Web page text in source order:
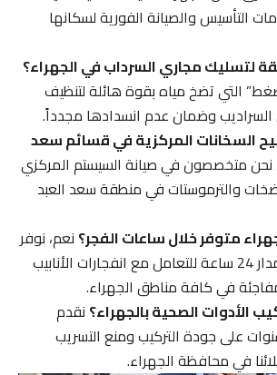
التأسيس والصيانة الفورية لسكانها
مجاري السرداب في الجهراء؟
التي تضخ مياه بقوة هائلة لتنظيف
وضمان عدم انسدادها مجدداً.
المركزية في قسائم سعد
متخصصون في صيانة السيستم المركزي
والترموستات في منطقة سعد العبد
متوفر خلال ساعات الفجر؟نعم، نوفر
خدمة طوارئ على مدار 24 ساعة للتعامل مع انفجارات الأنابيب
في كافة مناطق الجهراء.
الصحية بالجهراء؟نقدم
إلى 3 سنوات على جودة التركيب ومنع التسريب
في محافظة الجهراء.